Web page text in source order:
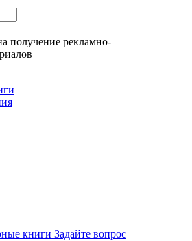
получение рекламно-
Задайте вопрос